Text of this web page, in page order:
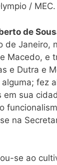
/ MEC.
de
de Janeiro,
Macedo, e
e Dutra e
fez
em sua
na
se ao